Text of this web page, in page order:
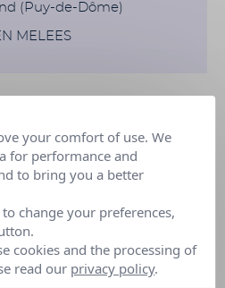
(Puy-de-Dôme)
MELEES
your comfort of use. We
for performance and
to bring you a better
change your preferences,
cookies and the processing of
read our privacy policy.